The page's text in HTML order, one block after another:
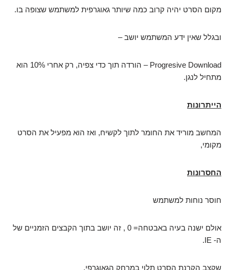
מקום הסרט יהיה קרוב כמה שיותר גאוגרפית למשתמש שצופה בו.
ובגלל שאין ידע המשתמש יושב –
Progresive Download – הורדה תוך כדי צפיה, רק אחרי 10% הוא
מתחיל לנגן.
הייתרונות
המחשב מוריד את החומר לתוך לקשיח, ואז הוא מפעיל את הסרט
מקומי,
החסרונות
חוסר נוחות למשתמש
אולם ישנה בעיה באבטחה= 0 , זה יושב בתוך הקבצים הזמניים של
ה- IE.
שקצב הקרנת הסרט תלוי במרחק הגאוגרפי.